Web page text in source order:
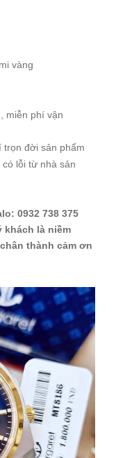
vàng
miễn phí vận
trọn đời sản phẩm
lỗi từ nhà sản
0932 738 375
khách là niềm
thành cảm ơn